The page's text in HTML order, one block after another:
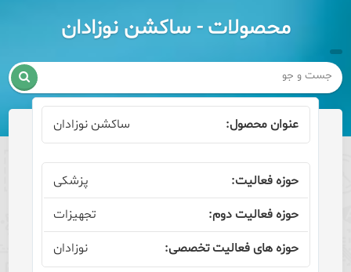
محصولات - ساکشن نوزادان

ساکشن نوزادان
پزشکی
تجهیزات
نوزادان